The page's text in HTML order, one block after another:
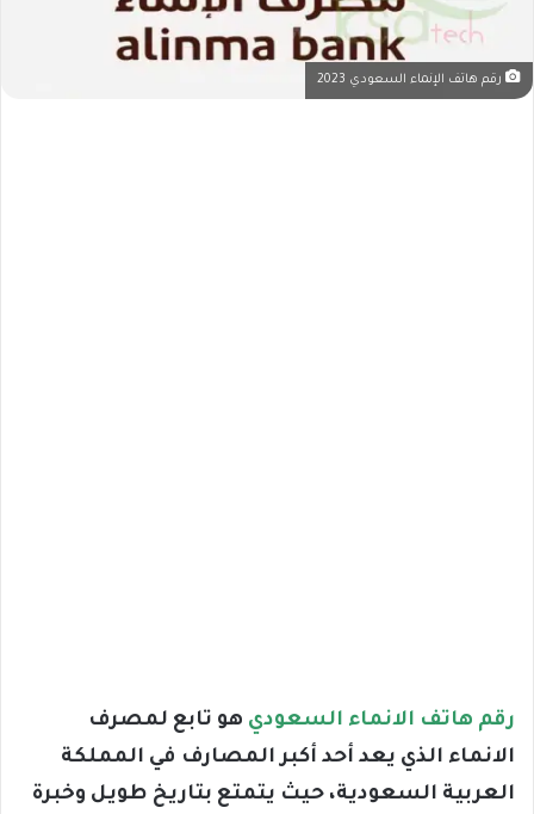
رقم هاتف الإنماء السعودي 2023
رقم هاتف الانماء السعودي هو تابع لمصرف
الانماء الذي يعد أحد أكبر المصارف في المملكة
العربية السعودية، حيث يتمتع بتاريخ طويل وخبرة